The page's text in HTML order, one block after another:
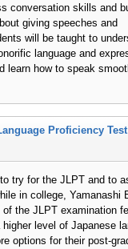
conversation skills and
giving speeches and
will be taught to
language and
learn how to speak
Proficiency
try for the JLPT and to
in college, Yamanashi
the JLPT examination
level of Japanese
options for their post-